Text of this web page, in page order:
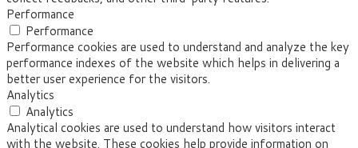
Performance
Performance
Performance cookies are used to understand and analyze the key
performance indexes of the website which helps in delivering a
better user experience for the visitors.
Analytics
Analytics
Analytical cookies are used to understand how visitors interact
with the website. These cookies help provide information on